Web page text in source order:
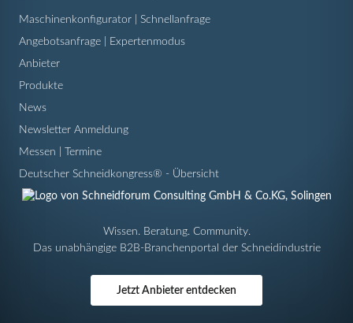
Maschinenkonfigurator | Schnellanfrage
Angebotsanfrage | Expertenmodus
Anbieter
Produkte
News
Newsletter Anmeldung
Messen | Termine
Deutscher Schneidkongress® - Übersicht
Wissen. Beratung. Community.
Das unabhängige B2B-Branchenportal der Schneidindustrie
Jetzt Anbieter entdecken